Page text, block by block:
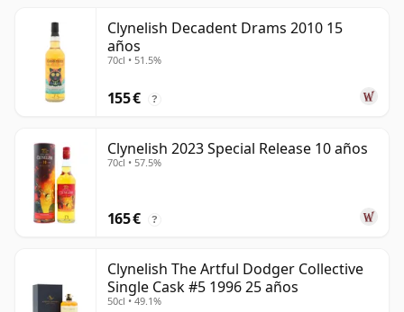
Clynelish Decadent Drams 2010 15
años
70cl • 51.5%
155 € ?
Clynelish 2023 Special Release 10 años
70cl • 57.5%
165 € ?
Clynelish The Artful Dodger Collective
Single Cask #5 1996 25 años
50cl • 49.1%